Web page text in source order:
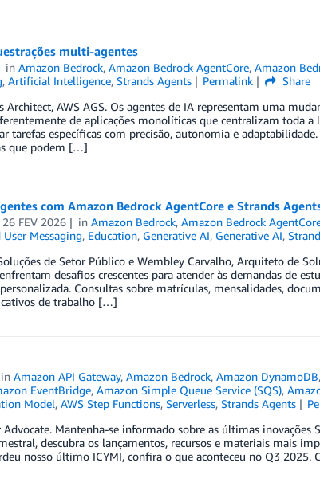
multi-agentes
inAmazon Bedrock,Amazon Bedrock AgentCore,Amazon
, Artificial Intelligence, Strands Agents Permalink
Share
Architect, AWS AGS. Os agentes de IA representam uma
de aplicações monolíticas que centralizam toda
tarefas específicas com precisão, autonomia e
que podem […]
com Amazon Bedrock AgentCore e Strands
26 FEV 2026 inAmazon Bedrock,Amazon Bedrock
User Messaging, Education, Generative AI, Generative AI,
de Setor Público e Wembley Carvalho, Arquiteto de
desafios crescentes para atender às demandas de
Consultas sobre matrículas, mensalidades,
de trabalho […]
inAmazon API Gateway,Amazon Bedrock,Amazon DynamoDB
EventBridge, Amazon Simple Queue Service (SQS),
Model, AWS Step Functions, Serverless, Strands Agents
Mantenha-se informado sobre as últimas inovações
descubra os lançamentos, recursos e materiais mais
nosso último ICYMI, confira o que aconteceu no Q3